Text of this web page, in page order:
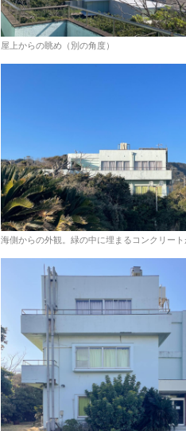
屋上からの眺め（別の角度）
海側からの外観。緑の中に埋まるコンクリート